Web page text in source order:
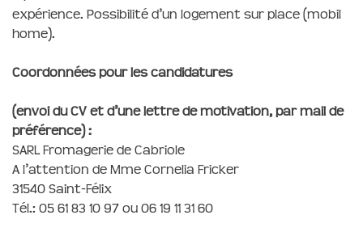
expérience. Possibilité d’un logement sur place (mobil
home).
Coordonnées pour les candidatures
(envoi du CV et d’une lettre de motivation, par mail de
préférence) :
SARL Fromagerie de Cabriole
A l’attention de Mme Cornelia Fricker
31540 Saint-Félix
Tél.: 05 61 83 10 97 ou 06 19 11 31 60